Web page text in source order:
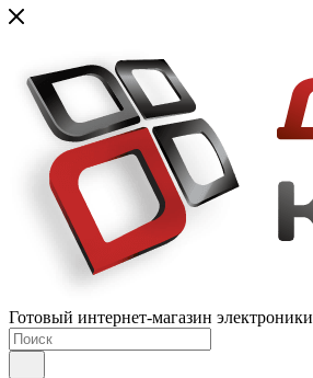
Готовый интернет-магазин электроники